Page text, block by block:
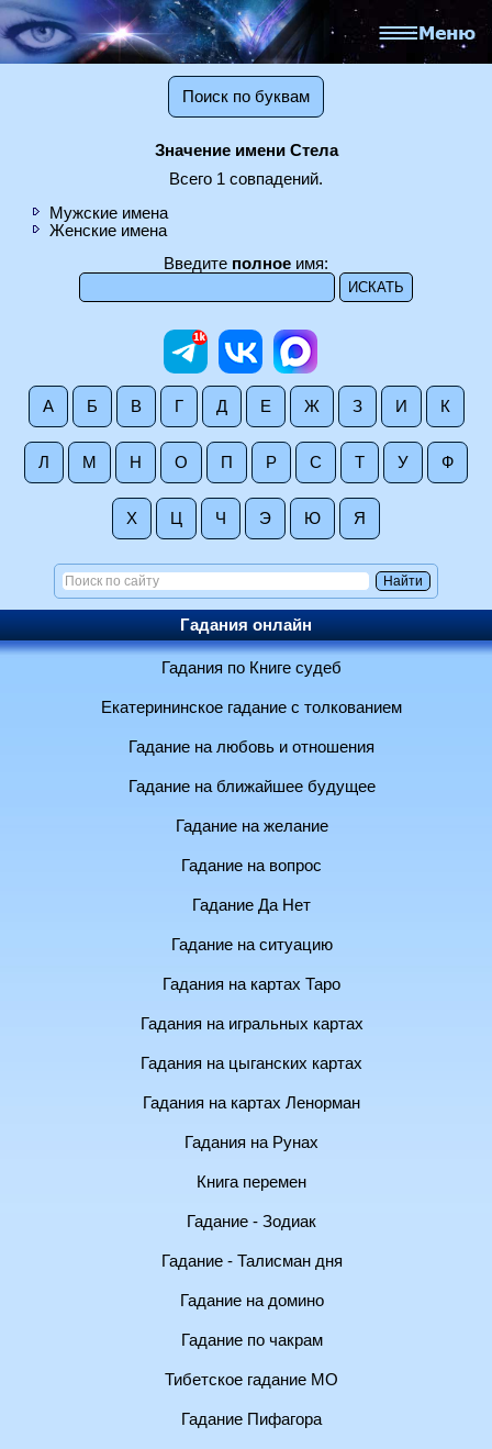
Поиск по буквам
Значение имени Стела
Всего 1 совпадений.
Мужские имена
Женские имена
Введите полное имя:
А Б В Г Д Е Ж З И К
Л М Н О П Р С Т У Ф
Х Ц Ч Э Ю Я
Гадания онлайн
Гадания по Книге судеб
Екатерининское гадание с толкованием
Гадание на любовь и отношения
Гадание на ближайшее будущее
Гадание на желание
Гадание на вопрос
Гадание Да Нет
Гадание на ситуацию
Гадания на картах Таро
Гадания на игральных картах
Гадания на цыганских картах
Гадания на картах Ленорман
Гадания на Рунах
Книга перемен
Гадание - Зодиак
Гадание - Талисман дня
Гадание на домино
Гадание по чакрам
Тибетское гадание МО
Гадание Пифагора